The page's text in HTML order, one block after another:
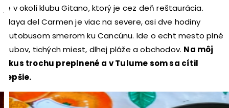
je v okolí klubu Gitano, ktorý je cez deň reštaurácia.
Playa del Carmen je viac na severe, asi dve hodiny
autobusom smerom ku Cancúnu. Ide o echt mesto plné
klubov, tichých miest, dlhej pláže a obchodov. Na môj
vkus trochu preplnené a v Tulume som sa cítil
lepšie.